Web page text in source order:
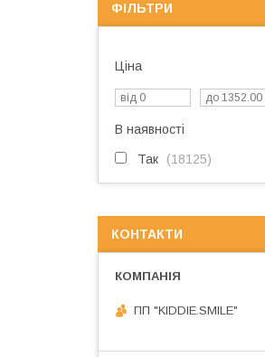
ФІЛЬТРИ
Ціна
В наявності
Так 18125
КОНТАКТИ
ПП "KIDDIE.SMILE"